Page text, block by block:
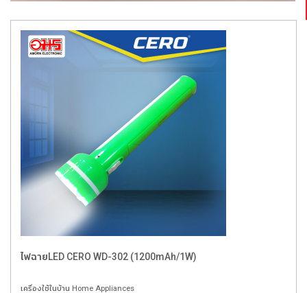
ไฟฉายLED CERO WD-302 (1200mAh/1W)
เครื่องใช้ในบ้าน Home Appliances